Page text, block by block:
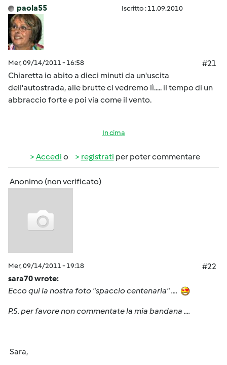
paola55 Iscritto : 11.09.2010
Mer, 09/14/2011 - 16:58
#21
Chiaretta io abito a dieci minuti da un'uscita
dell'autostrada, alle brutte ci vedremo lì..... il tempo di un
abbraccio forte e poi via come il vento.
In cima
Accedi o registrati per poter commentare
Anonimo (non verificato)
Mer, 09/14/2011 - 19:18
#22
sara70 wrote:
Ecco qui la nostra foto "spaccio centenaria" ....
P.S. per favore non commentate la mia bandana ....
Sara,